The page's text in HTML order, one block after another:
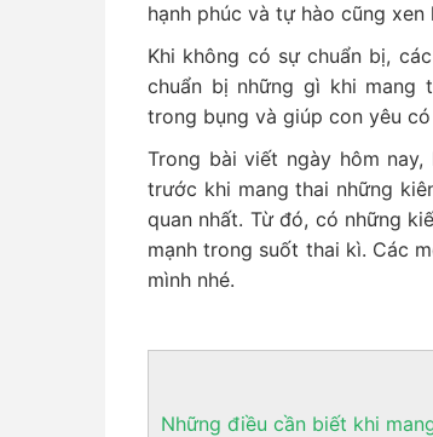
hạnh phúc và tự hào cũng
Khi không có sự chuẩn bị,
chuẩn bị những gì khi mang
trong bụng và giúp con yêu
Trong bài viết ngày hôm
trước khi mang thai những
quan nhất. Từ đó, có những
mạnh trong suốt thai kì. Các
mình nhé.
Những điều cần biết khi